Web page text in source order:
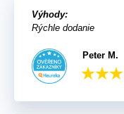
Výhody:
Rýchle dodanie
Peter M.